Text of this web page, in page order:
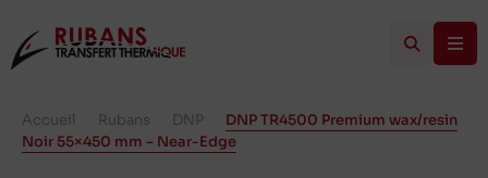
Accueil Rubans DNP
DNP TR4500 Premium wax/resin
Noir 55×450 mm – Near-Edge